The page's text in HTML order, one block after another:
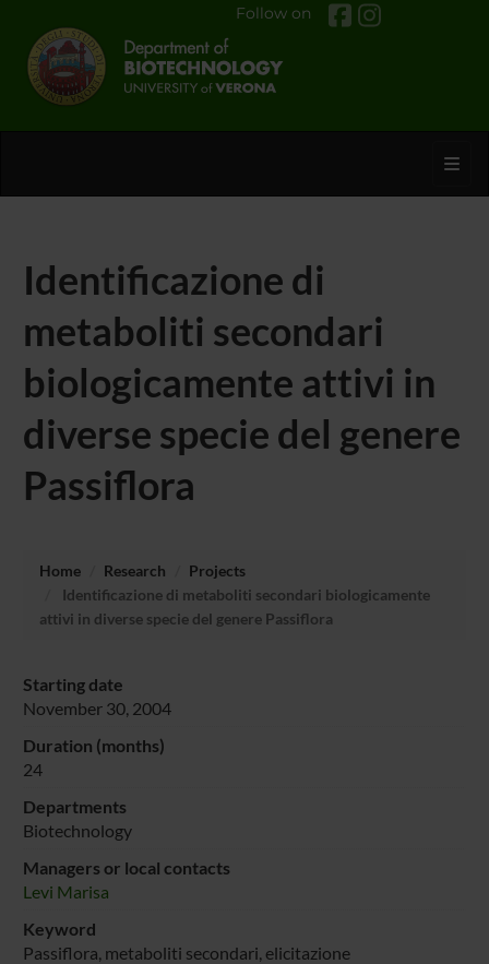
Follow on
Identificazione di
metaboliti secondari
biologicamente attivi in
diverse specie del genere
Passiflora
Home Research
Projects
Identificazione di metaboliti secondari biologicamente
attivi in diverse specie del genere Passiflora
Starting date
November 30, 2004
Duration (months)
24
Departments
Biotechnology
Managers or local contacts
Levi Marisa
Keyword
Passiflora, metaboliti secondari, elicitazione